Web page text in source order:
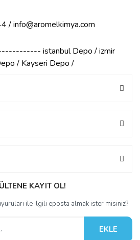
/ info@aromelkimya.com
istanbul Depo / izmir
/ Kayseri Depo /
KAYIT OL!
ile ilgili eposta almak ister misiniz?
EKLE